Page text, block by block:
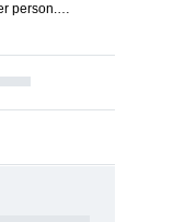
person.…